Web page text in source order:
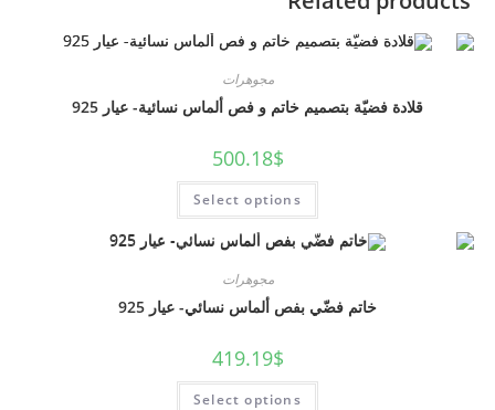
مجوهرات
قلادة فضيّة بتصميم خاتم و فص ألماس نسائية- عيار 925
500.18$
Select options
مجوهرات
خاتم فضّي بفص ألماس نسائي- عيار 925
419.19$
Select options